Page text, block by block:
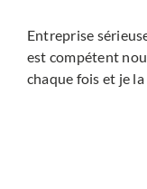
Entreprise
est compétent
chaque fois et je